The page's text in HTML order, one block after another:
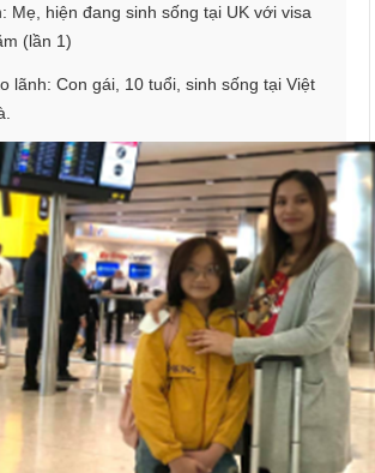
Mẹ, hiện đang sinh sống tại UK với visa
(lần 1)
lãnh: Con gái, 10 tuổi, sinh sống tại Việt